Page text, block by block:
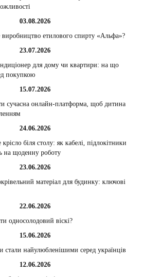
03.08.2026
виробництво етилового спирту «Альфа»?
23.07.2026
для дому чи квартири: на що
покупкою
15.07.2026
сучасна онлайн-платформа, щоб дитина
24.06.2026
біля столу: як кабелі, підлокітники
на щоденну роботу
23.06.2026
матеріал для будинку: ключові
22.06.2026
односолодовий віскі?
15.06.2026
стали найулюбленішими серед українців
12.06.2026